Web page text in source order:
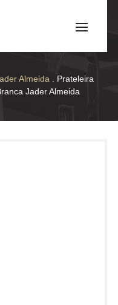
Almeida . Prateleira
Jader Almeida